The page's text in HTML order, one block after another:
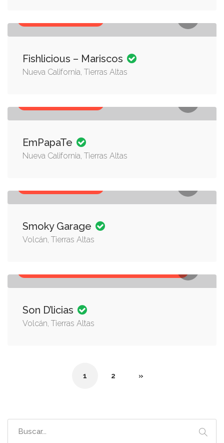
Fishlicious – Mariscos
Nueva California, Tierras Altas
EmPapaTe
Nueva California, Tierras Altas
Smoky Garage
Volcán, Tierras Altas
Son D’licias
Volcán, Tierras Altas
1 2 »